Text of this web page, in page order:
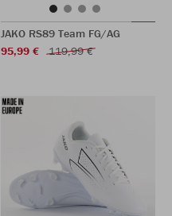
JAKO RS89 Team FG/AG
95,99 €
119,99 €